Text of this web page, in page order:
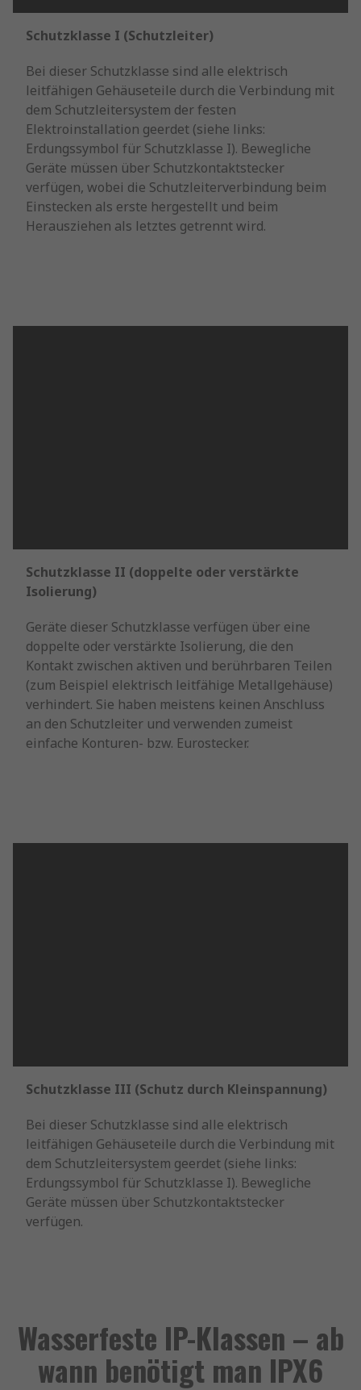
Schutzklasse I (Schutzleiter)
Bei dieser Schutzklasse sind alle elektrisch
leitfähigen Gehäuseteile durch die Verbindung mit
dem Schutzleitersystem der festen
Elektroinstallation geerdet (siehe links:
Erdungssymbol für Schutzklasse I). Bewegliche
Geräte müssen über Schutzkontaktstecker
verfügen, wobei die Schutzleiterverbindung beim
Einstecken als erste hergestellt und beim
Herausziehen als letztes getrennt wird.
Schutzklasse II (doppelte oder verstärkte
Isolierung)
Geräte dieser Schutzklasse verfügen über eine
doppelte oder verstärkte Isolierung, die den
Kontakt zwischen aktiven und berührbaren Teilen
(zum Beispiel elektrisch leitfähige Metallgehäuse)
verhindert. Sie haben meistens keinen Anschluss
an den Schutzleiter und verwenden zumeist
einfache Konturen- bzw. Eurostecker.
Schutzklasse III (Schutz durch Kleinspannung)
Bei dieser Schutzklasse sind alle elektrisch
leitfähigen Gehäuseteile durch die Verbindung mit
dem Schutzleitersystem geerdet (siehe links:
Erdungssymbol für Schutzklasse I). Bewegliche
Geräte müssen über Schutzkontaktstecker
verfügen.
Wasserfeste IP-Klassen – ab
wann benötigt man IPX6